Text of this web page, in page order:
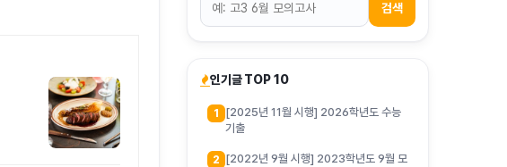
검색
인기글 TOP 10
1
[2025년 11월 시행] 2026학년도 수능
기출
2 [2022년 9월 시행] 2023학년도 9월 모